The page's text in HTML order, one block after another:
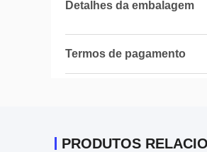
Detalhes da embalagem
Termos de pagamento